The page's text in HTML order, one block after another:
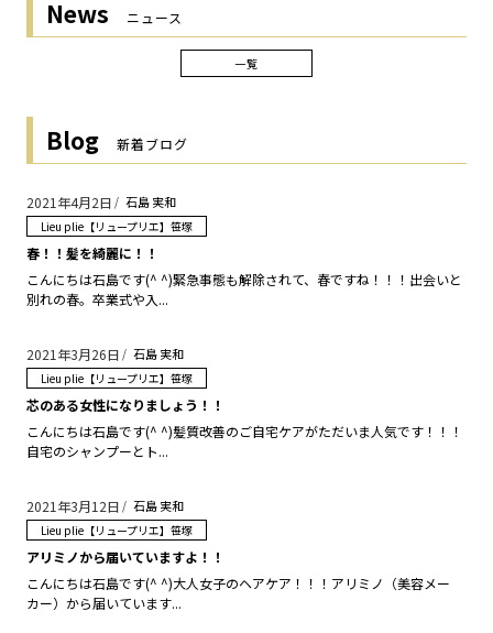
News ニュース
一覧
Blog 新着ブログ
2021年4月2日 石島 実和
Lieu plie【リュープリエ】笹塚
春！！髪を綺麗に！！
こんにちは石島です(^ ^)緊急事態も解除されて、春ですね！！！出会いと
別れの春。卒業式や入...
2021年3月26日 石島 実和
Lieu plie【リュープリエ】笹塚
芯のある女性になりましょう！！
こんにちは石島です(^ ^)髪質改善のご自宅ケアがただいま人気です！！！
自宅のシャンプーとト...
2021年3月12日 石島 実和
Lieu plie【リュープリエ】笹塚
アリミノから届いていますよ！！
こんにちは石島です(^ ^)大人女子のヘアケア！！！アリミノ（美容メー
カー）から届いています...